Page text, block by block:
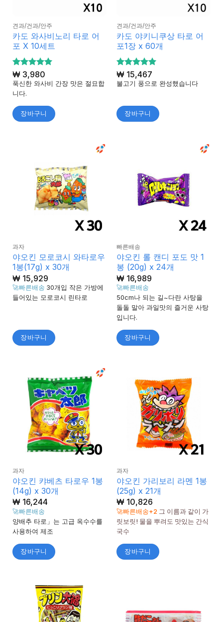
견과/건과/안주
카도 와사비노리 타로 어
포 X 10세트
5 중에서
5로 평가
됨
₩3,980
푹신한 와사비 간장 맛은 절묘합
니다.
장바구니
견과/건과/안주
카도 야키니쿠상 타로 어
포1장 x 60개
5 중에서
5로 평가
₩15,467
불고기 풍으로 완성했습니다
장바구니
과자
야오킨 모로코시 와타로우
1봉(17g) x 30개
₩15,929
🚀빠른배송 30개입 작은 가방에
들어있는 모로코시 린타로
장바구니
빠른배송
야오킨 롤 캔디 포도 맛 1
봉 (20g) x 24개
₩16,989
🚀빠른배송
50cm나 되는 길~다란 사탕을
돌돌 말아 과일맛의 즐거운 사탕
입니다.
장바구니
과자
야오킨 캬베츠 타로우 1봉
(14g) x 30개
₩16,244
🚀빠른배송
양배추 타로」는 고급 옥수수를
사용하여 제조
장바구니
과자
야오킨 가리보리 라멘 1봉
(25g) x 21개
₩10,826
🚀빠른배송+2 그 이름과 같이 가
릿보릿! 물을 뿌려도 맛있는 간식
국수
장바구니